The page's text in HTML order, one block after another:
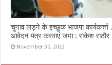
चुनाव लड़ने के इच्छुक भाजपा
आवेदन पत्र करवाएं जमा : राकेश राठौर
November 30, 2023